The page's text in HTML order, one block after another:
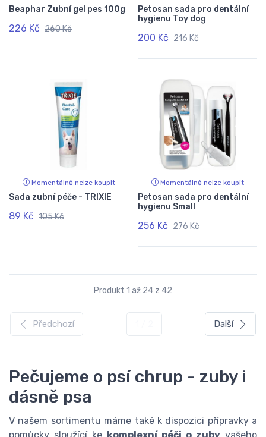
Beaphar Zubní gel pes 100g
226 Kč 260 Kč
Petosan sada pro dentální
hygienu Toy dog
200 Kč 216 Kč
Momentálně nelze koupit
Sada zubní péče - TRIXIE
89 Kč 105 Kč
Momentálně nelze koupit
Petosan sada pro dentální
hygienu Small
256 Kč 276 Kč
Produkt 1 až 24 z 42
Předchozí Další
Pečujeme o psí chrup - zuby i
dásně psa
V našem sortimentu máme také k dispozici přípravky a
pomůcky sloužící ke komplexní péči o zuby vašeho